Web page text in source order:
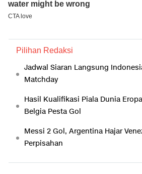
Pilihan Redaksi
Jadwal Siaran Langsung
Matchday
Hasil Kualifikasi Piala Dunia
Belgia Pesta Gol
Messi 2 Gol, Argentina Hajar
Perpisahan